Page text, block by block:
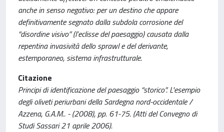
anche in senso negativo: per un destino che appare
definitivamente segnato dalla subdola corrosione del
“disordine visivo” (l’eclisse del paesaggio) causata dalla
repentina invasività dello sprawl e del derivante,
estemporaneo, sistema infrastrutturale.
Citazione
Principi di identificazione del paesaggio “storico”. L'esempio
degli oliveti periurbani della Sardegna nord-occidentale /
Azzena, G.A.M.. - (2008), pp. 61-75. (Atti del Convegno di
Studi Sassari 21 aprile 2006).